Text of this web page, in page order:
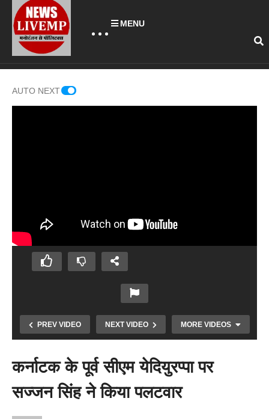
MENU
AUTO NEXT
PREV VIDEO NEXT VIDEO MORE VIDEOS
कर्नाटक के पूर्व सीएम येदियुरप्पा पर
सज्जन सिंह ने किया पलटवार